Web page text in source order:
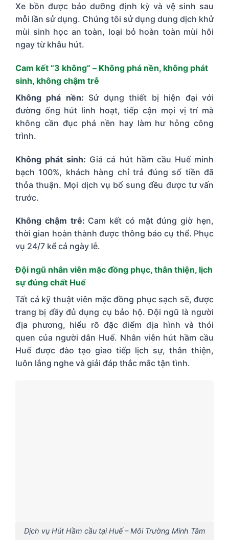
Xe bồn được bảo dưỡng định kỳ và vệ sinh sau
mỗi lần sử dụng. Chúng tôi sử dụng dung dịch khử
mùi sinh học an toàn, loại bỏ hoàn toàn mùi hôi
ngay từ khâu hút.
Cam kết “3 không” – Không phá nền, không phát
sinh, không chậm trễ
Không phá nền: Sử dụng thiết bị hiện đại với
đường ống hút linh hoạt, tiếp cận mọi vị trí mà
không cần đục phá nền hay làm hư hỏng công
trình.
Không phát sinh: Giá cả hút hầm cầu Huế minh
bạch 100%, khách hàng chỉ trả đúng số tiền đã
thỏa thuận. Mọi dịch vụ bổ sung đều được tư vấn
trước.
Không chậm trễ: Cam kết có mặt đúng giờ hẹn,
thời gian hoàn thành được thông báo cụ thể. Phục
vụ 24/7 kể cả ngày lễ.
Đội ngũ nhân viên mặc đồng phục, thân thiện, lịch
sự đúng chất Huế
Tất cả kỹ thuật viên mặc đồng phục sạch sẽ, được
trang bị đầy đủ dụng cụ bảo hộ. Đội ngũ là người
địa phương, hiểu rõ đặc điểm địa hình và thói
quen của người dân Huế. Nhân viên hút hầm cầu
Huế được đào tạo giao tiếp lịch sự, thân thiện,
luôn lắng nghe và giải đáp thắc mắc tận tình.
Dịch vụ Hút Hầm cầu tại Huế – Môi Trường Minh Tâm